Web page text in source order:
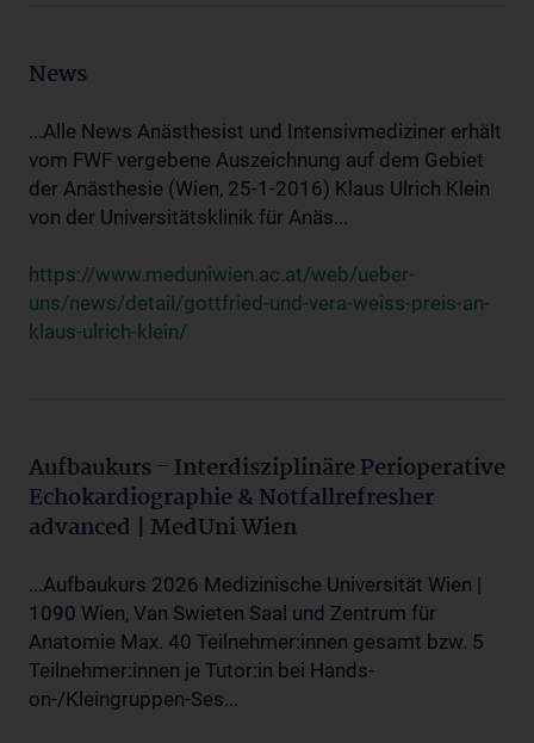
News
...Alle News Anästhesist und Intensivmediziner erhält
vom FWF vergebene Auszeichnung auf dem Gebiet
der Anästhesie (Wien, 25-1-2016) Klaus Ulrich Klein
von der Universitätsklinik für Anäs...
https://www.meduniwien.ac.at/web/ueber-
uns/news/detail/gottfried-und-vera-weiss-preis-an-
klaus-ulrich-klein/
Aufbaukurs - Interdisziplinäre Perioperative
Echokardiographie & Notfallrefresher
advanced | MedUni Wien
...Aufbaukurs 2026 Medizinische Universität Wien |
1090 Wien, Van Swieten Saal und Zentrum für
Anatomie Max. 40 Teilnehmer:innen gesamt bzw. 5
Teilnehmer:innen je Tutor:in bei Hands-
on-/Kleingruppen-Ses...